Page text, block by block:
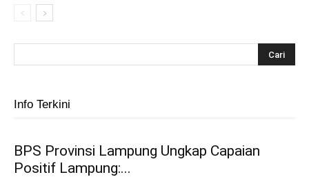
Info Terkini
BPS Provinsi Lampung Ungkap Capaian
Positif Lampung:...